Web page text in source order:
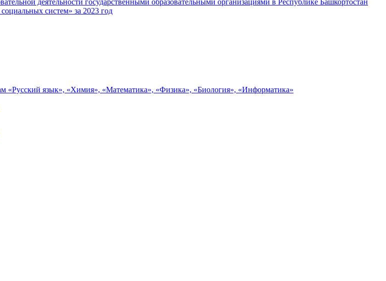
деятельности государственными образовательными организациями в Республике Башкортостан
систем» за 2023 год
«Русский язык», «Химия», «Математика», «Физика», «Биология», «Информатика»